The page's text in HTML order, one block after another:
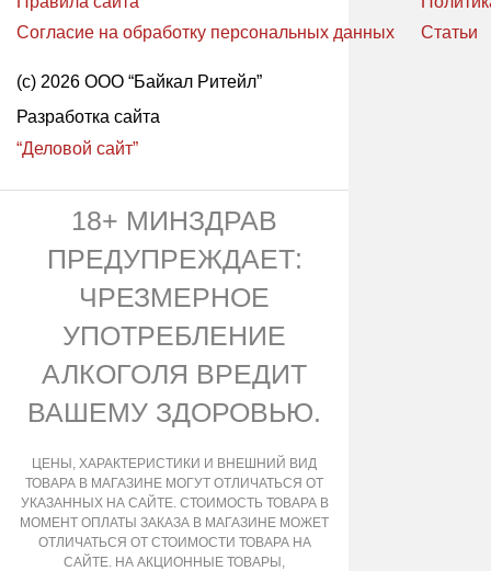
Согласие на обработку персональных данных
Статьи
(с) 2026 ООО “Байкал Ритейл”
Разработка сайта
“Деловой сайт”
18+ МИНЗДРАВ
ПРЕДУПРЕЖДАЕТ:
ЧРЕЗМЕРНОЕ
УПОТРЕБЛЕНИЕ
АЛКОГОЛЯ ВРЕДИТ
ВАШЕМУ ЗДОРОВЬЮ.
ЦЕНЫ, ХАРАКТЕРИСТИКИ И ВНЕШНИЙ ВИД
ТОВАРА В МАГАЗИНЕ МОГУТ ОТЛИЧАТЬСЯ ОТ
УКАЗАННЫХ НА САЙТЕ. СТОИМОСТЬ ТОВАРА В
МОМЕНТ ОПЛАТЫ ЗАКАЗА В МАГАЗИНЕ МОЖЕТ
ОТЛИЧАТЬСЯ ОТ СТОИМОСТИ ТОВАРА НА
САЙТЕ. НА АКЦИОННЫЕ ТОВАРЫ,